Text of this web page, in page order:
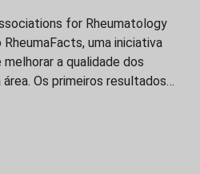
for Rheumatology
uma iniciativa
a qualidade dos
Os primeiros resultados…